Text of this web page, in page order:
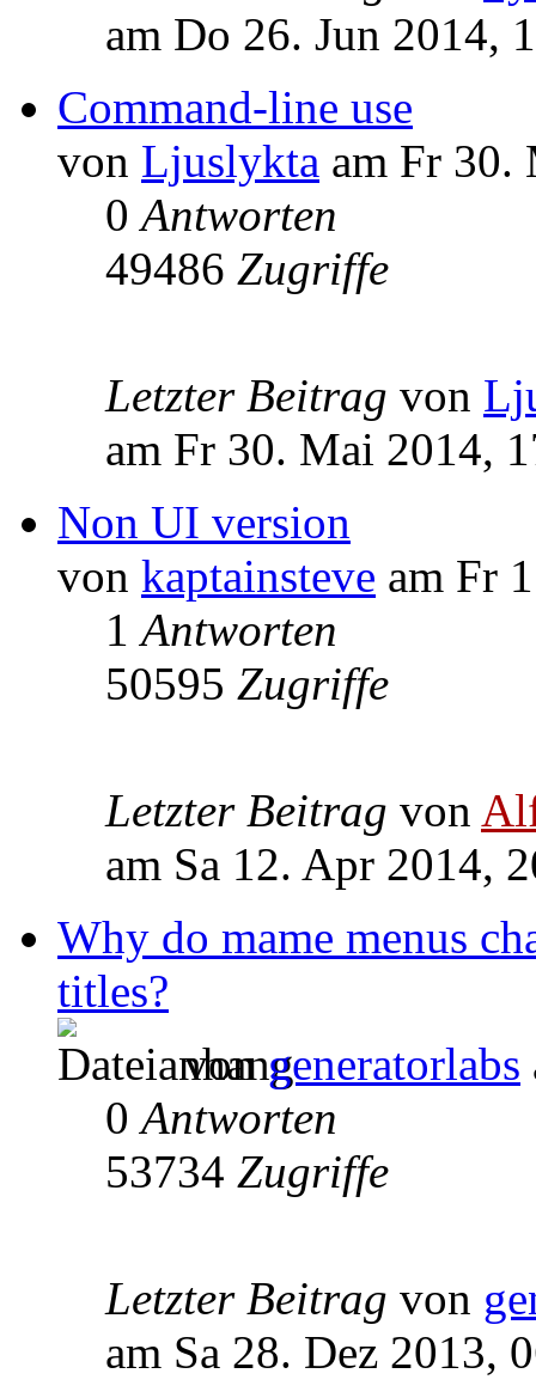
am Do 26. Jun 2014,
Command-line use
von Ljuslykta am Fr 30.
0Antworten
49486 Zugriffe
Letzter Beitrag von
am Fr 30. Mai 2014,
Non UI version
von kaptainsteve am Fr
1Antworten
50595 Zugriffe
Letzter Beitrag von
am Sa 12. Apr 2014,
Why do mame menus
titles?
vongeneratorlabs
0Antworten
53734 Zugriffe
Letzter Beitrag von
am Sa 28. Dez 2013,